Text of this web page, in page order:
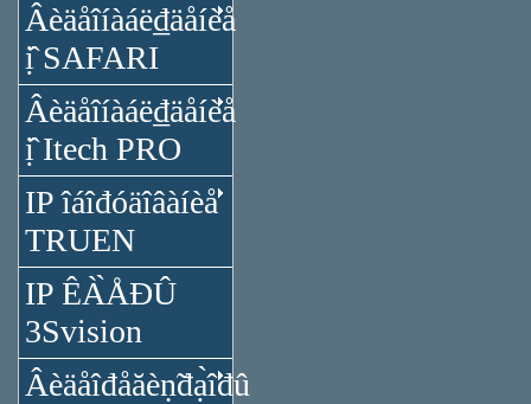
Âèäåîíàáë₫äåíèå
ị̂ SAFARI
Âèäåîíàáë₫äåíèå
ị̂ Itech PRO
IP îáîđóäîâàíèå
TRUEN
IP ÊÀ̀ÅĐÛ
3Svision
Âèäåîđåăèṇ̃đạ̀îđû